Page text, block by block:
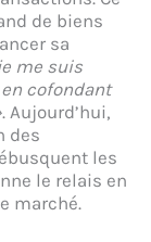
de biens
sa
me suis
cofondant
. Aujourd’hui,
des
les
le relais en
marché.